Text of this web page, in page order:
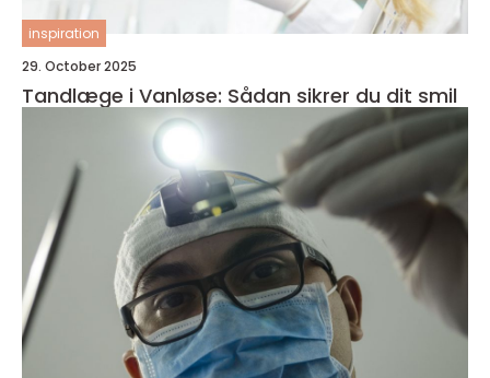
inspiration
29. October 2025
Tandlæge i Vanløse: Sådan sikrer du dit smil